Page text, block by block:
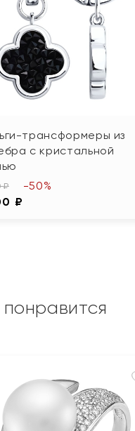
трансформеры из
с кристальной
₽
₽
-50%